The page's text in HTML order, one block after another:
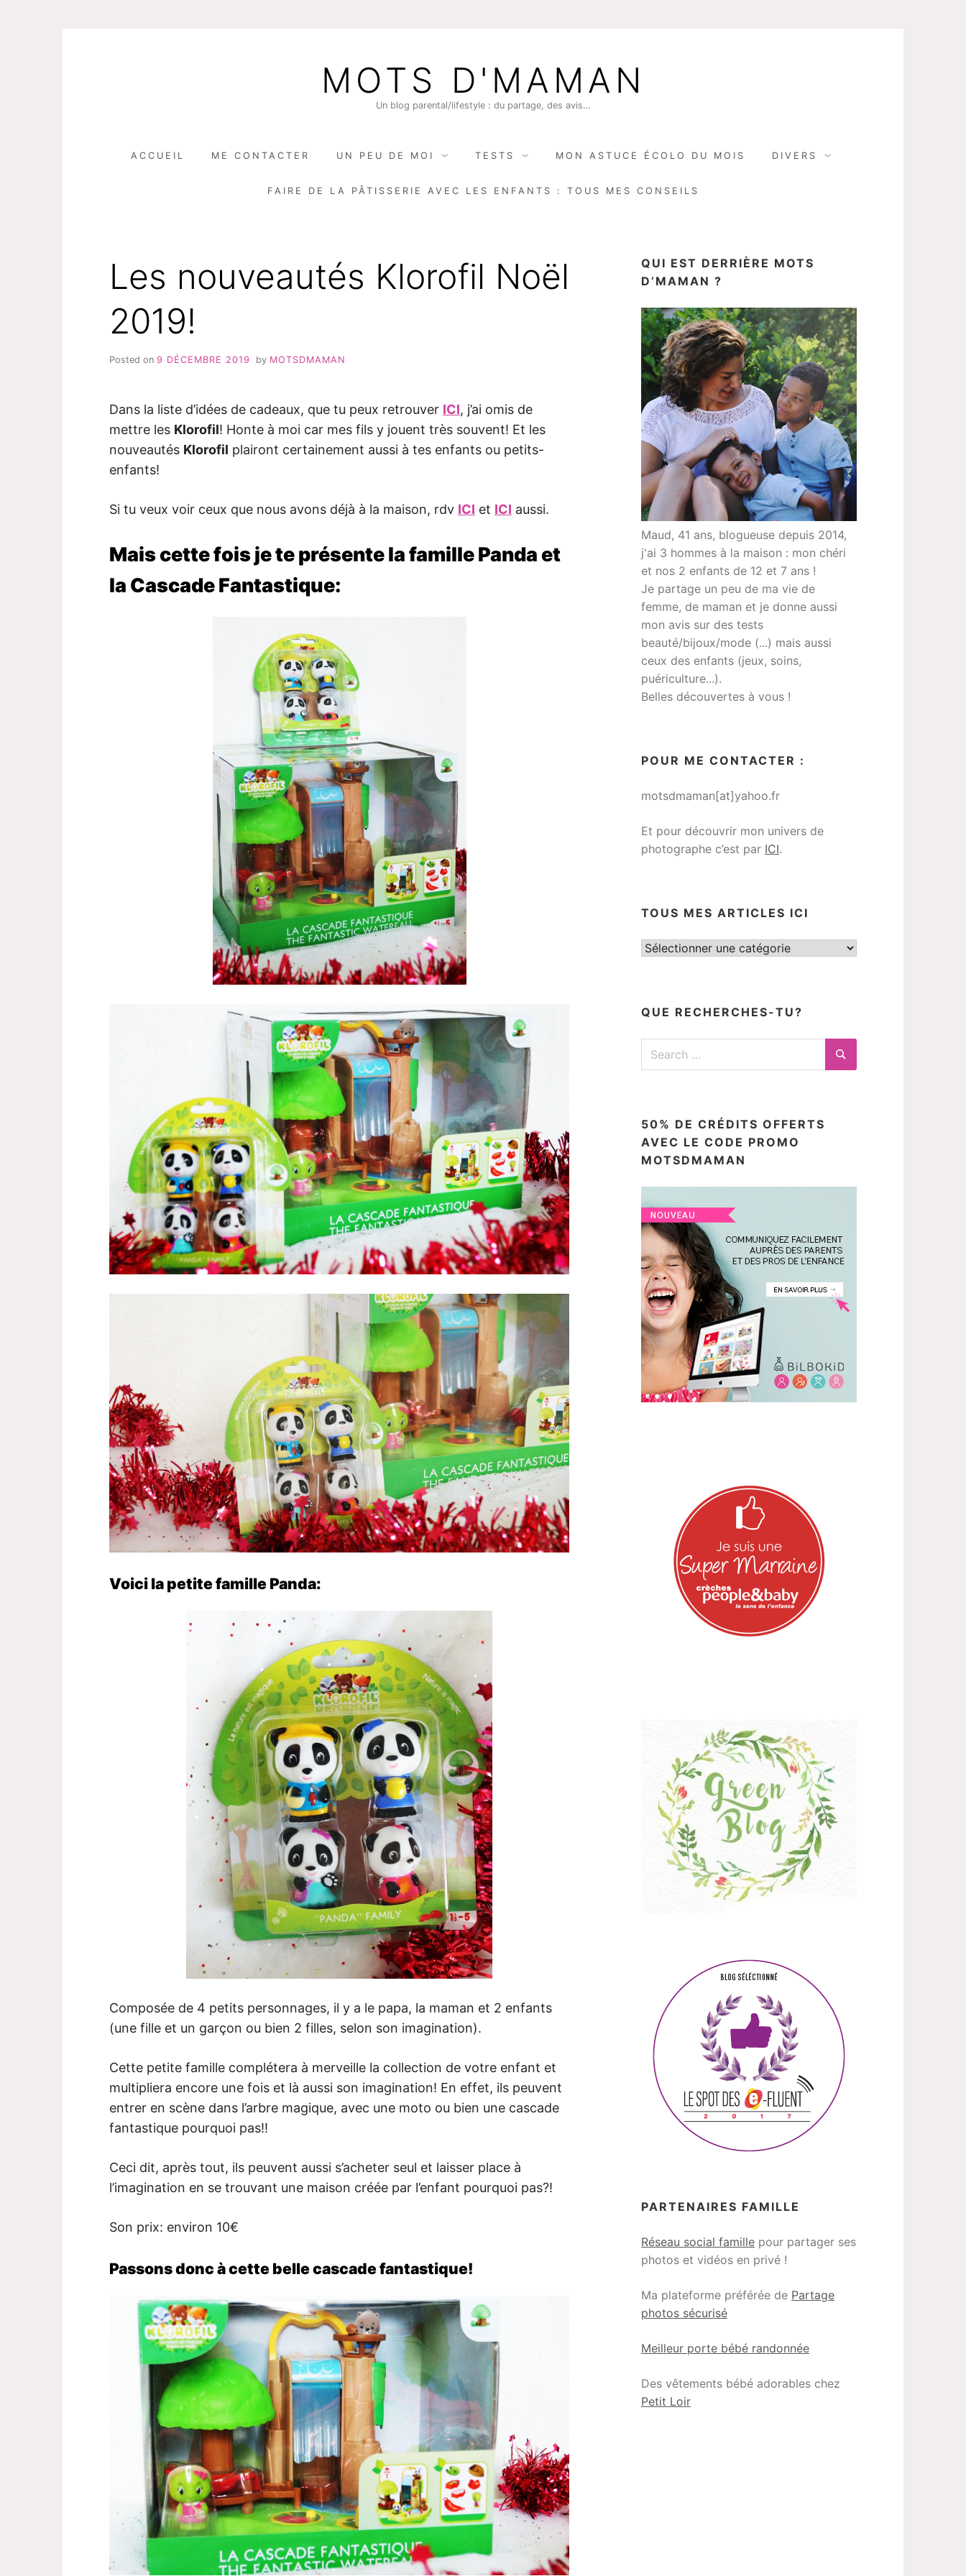
MOTS D'MAMAN
Un blog parental/lifestyle : du partage, des avis…
ACCUEIL ME CONTACTER UN PEU DE MOI TESTS MON ASTUCE ÉCOLO DU MOIS DIVERS
FAIRE DE LA PÂTISSERIE AVEC LES ENFANTS : TOUS MES CONSEILS
Les nouveautés Klorofil Noël
2019!
Posted on 9 DÉCEMBRE 2019 by MOTSDMAMAN
Dans la liste d’idées de cadeaux, que tu peux retrouver ICI, j’ai omis de
mettre les Klorofil! Honte à moi car mes fils y jouent très souvent! Et les
nouveautés Klorofil plairont certainement aussi à tes enfants ou petits-
enfants!
Si tu veux voir ceux que nous avons déjà à la maison, rdv ICI et ICI aussi.
Mais cette fois je te présente la famille Panda et
la Cascade Fantastique:
Voici la petite famille Panda:
Composée de 4 petits personnages, il y a le papa, la maman et 2 enfants
(une fille et un garçon ou bien 2 filles, selon son imagination).
Cette petite famille complétera à merveille la collection de votre enfant et
multipliera encore une fois et là aussi son imagination! En effet, ils peuvent
entrer en scène dans l’arbre magique, avec une moto ou bien une cascade
fantastique pourquoi pas!!
Ceci dit, après tout, ils peuvent aussi s’acheter seul et laisser place à
l’imagination en se trouvant une maison créée par l’enfant pourquoi pas?!
Son prix: environ 10€
Passons donc à cette belle cascade fantastique!
QUI EST DERRIÈRE MOTS
D’MAMAN ?
Maud, 41 ans, blogueuse depuis 2014,
j'ai 3 hommes à la maison : mon chéri
et nos 2 enfants de 12 et 7 ans !
Je partage un peu de ma vie de
femme, de maman et je donne aussi
mon avis sur des tests
beauté/bijoux/mode (...) mais aussi
ceux des enfants (jeux, soins,
puériculture...).
Belles découvertes à vous !
POUR ME CONTACTER :
motsdmaman[at]yahoo.fr
Et pour découvrir mon univers de
photographe c’est par ICI.
TOUS MES ARTICLES ICI
Tous
QUE RECHERCHES-TU?
Search
Search
50% DE CRÉDITS OFFERTS
AVEC LE CODE PROMO
MOTSDMAMAN
PARTENAIRES FAMILLE
Réseau social famille pour partager ses
photos et vidéos en privé !
Ma plateforme préférée de Partage
photos sécurisé
Meilleur porte bébé randonnée
Des vêtements bébé adorables chez
Petit Loir